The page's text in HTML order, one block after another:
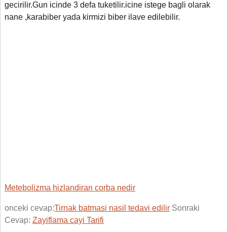
gecirilir.Gun icinde 3 defa tuketilir.icine istege bagli olarak
nane ,karabiber yada kirmizi biber ilave edilebilir.
Metebolizma hizlandiran corba nedir
onceki cevap:Tirnak batmasi nasil tedavi edilir Sonraki
Cevap: Zayiflama cayi Tarifi